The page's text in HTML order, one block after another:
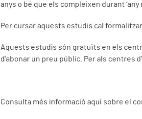
anys o bé que els compleixen durant
Per cursar aquests estudis cal
Aquests estudis són gratuïts en els
d'abonar un preu públic. Per als
Consulta més informació aquí sobre el